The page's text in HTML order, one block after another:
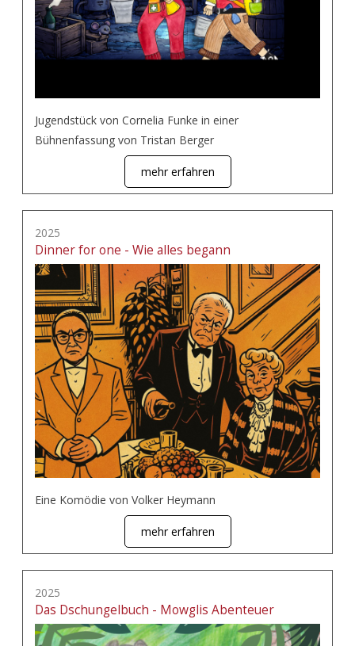
Jugendstück von Cornelia Funke in einer
Bühnenfassung von Tristan Berger
mehr erfahren
2025
Dinner for one - Wie alles begann
Eine Komödie von Volker Heymann
mehr erfahren
2025
Das Dschungelbuch - Mowglis Abenteuer